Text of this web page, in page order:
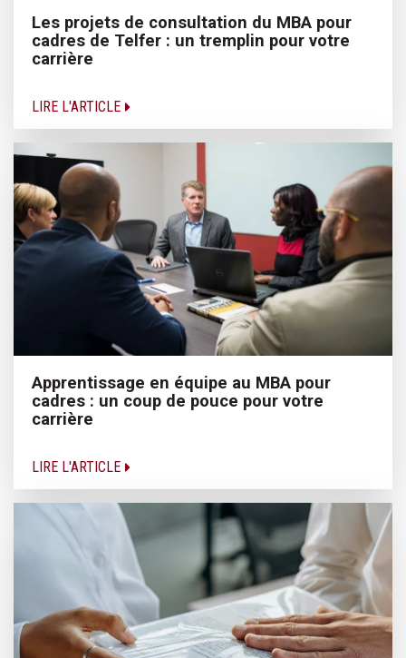
Les projets de consultation du MBA pour
cadres de Telfer : un tremplin pour votre
carrière
LIRE L'ARTICLE
Apprentissage en équipe au MBA pour
cadres : un coup de pouce pour votre
carrière
LIRE L'ARTICLE